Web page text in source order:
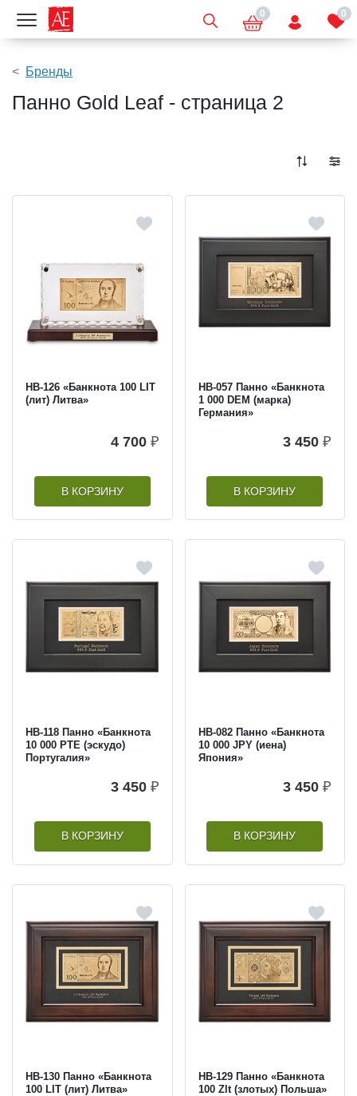
Показать меню 0 0
Бренды
Панно Gold Leaf - страница 2
HB-126 «Банкнота 100 LIT
(лит) Литва»
4 700 ₽
В КОРЗИНУ
HB-057 Панно «Банкнота
1 000 DEM (марка)
Германия»
3 450 ₽
В КОРЗИНУ
HB-118 Панно «Банкнота
10 000 PTE (эскудо)
Португалия»
3 450 ₽
В КОРЗИНУ
HB-082 Панно «Банкнота
10 000 JPY (иена)
Япония»
3 450 ₽
В КОРЗИНУ
HB-130 Панно «Банкнота
100 LIT (лит) Литва»
HB-129 Панно «Банкнота
100 Zlt (злотых) Польша»